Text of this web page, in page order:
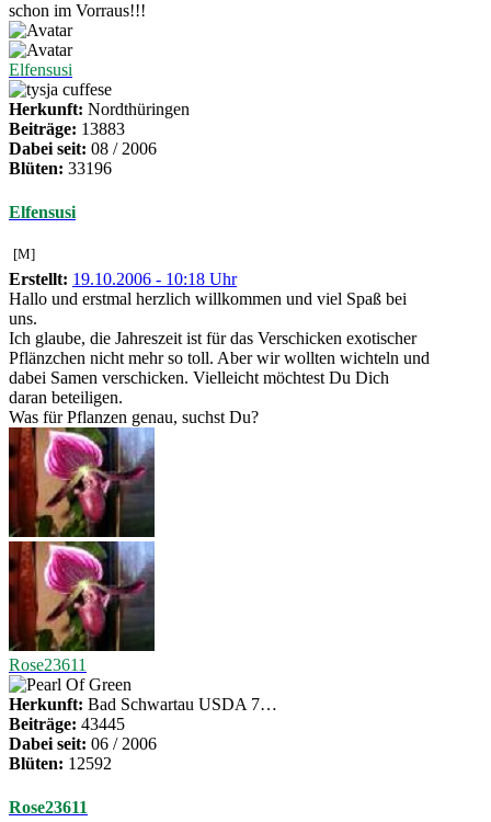
schon im Vorraus!!!
Elfensusi
Herkunft: Nordthüringen
Beiträge: 13883
Dabei seit: 08 / 2006
Blüten: 33196
Elfensusi
[M]
Erstellt: 19.10.2006 - 10:18 Uhr
Hallo und erstmal herzlich willkommen und viel Spaß bei
uns.
Ich glaube, die Jahreszeit ist für das Verschicken exotischer
Pflänzchen nicht mehr so toll. Aber wir wollten wichteln und
dabei Samen verschicken. Vielleicht möchtest Du Dich
daran beteiligen.
Was für Pflanzen genau, suchst Du?
Rose23611
Herkunft: Bad Schwartau USDA 7…
Beiträge: 43445
Dabei seit: 06 / 2006
Blüten: 12592
Rose23611